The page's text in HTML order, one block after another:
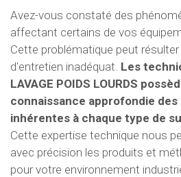
Avez-vous constaté des
affectant certains de vos
Cette problématique peut
d'entretien inadéquat. Les
LAVAGE POIDS LOURDS
connaissance approfondie
inhérentes à chaque type de
Cette expertise technique nous
avec précision les produits et
pour votre environnement